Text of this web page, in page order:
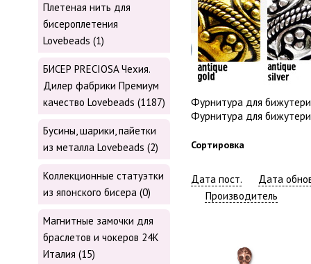
Плетеная нить для
бисероплетения
Lovebeads (1)
БИСЕР PRECIOSA Чехия.
Дилер фабрики Премиум
качество Lovebeads (1187)
Бусины, шарики, пайетки
из металла Lovebeads (2)
Коллекционные статуэтки
из японского бисера (0)
Магнитные замочки для
браслетов и чокеров 24К
Италия (15)
Фурнитура для
Фурнитура для
Сортировка
Дата пост.
Дата
Производитель